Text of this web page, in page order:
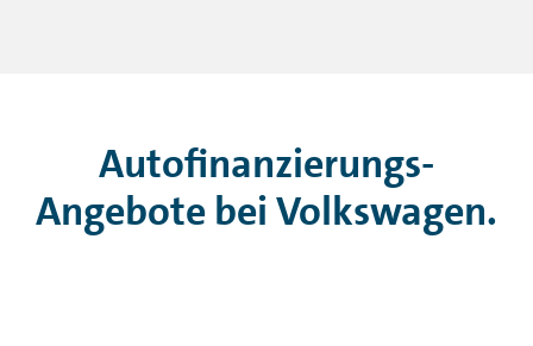
Autofinanzierungs-
Angebote bei Volkswagen.